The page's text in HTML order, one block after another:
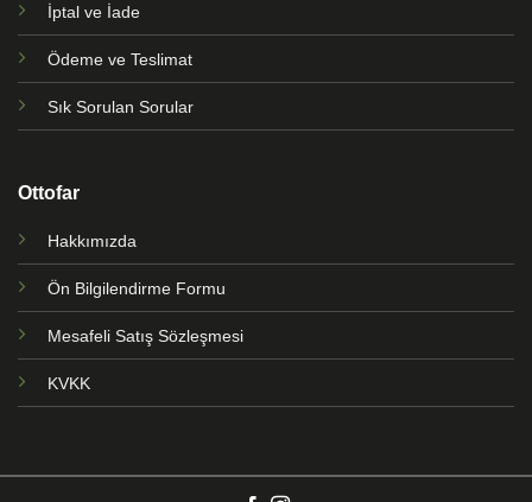
İptal ve İade
Ödeme ve Teslimat
Sık Sorulan Sorular
Ottofar
Hakkımızda
Ön Bilgilendirme Formu
Mesafeli Satış Sözleşmesi
KVKK